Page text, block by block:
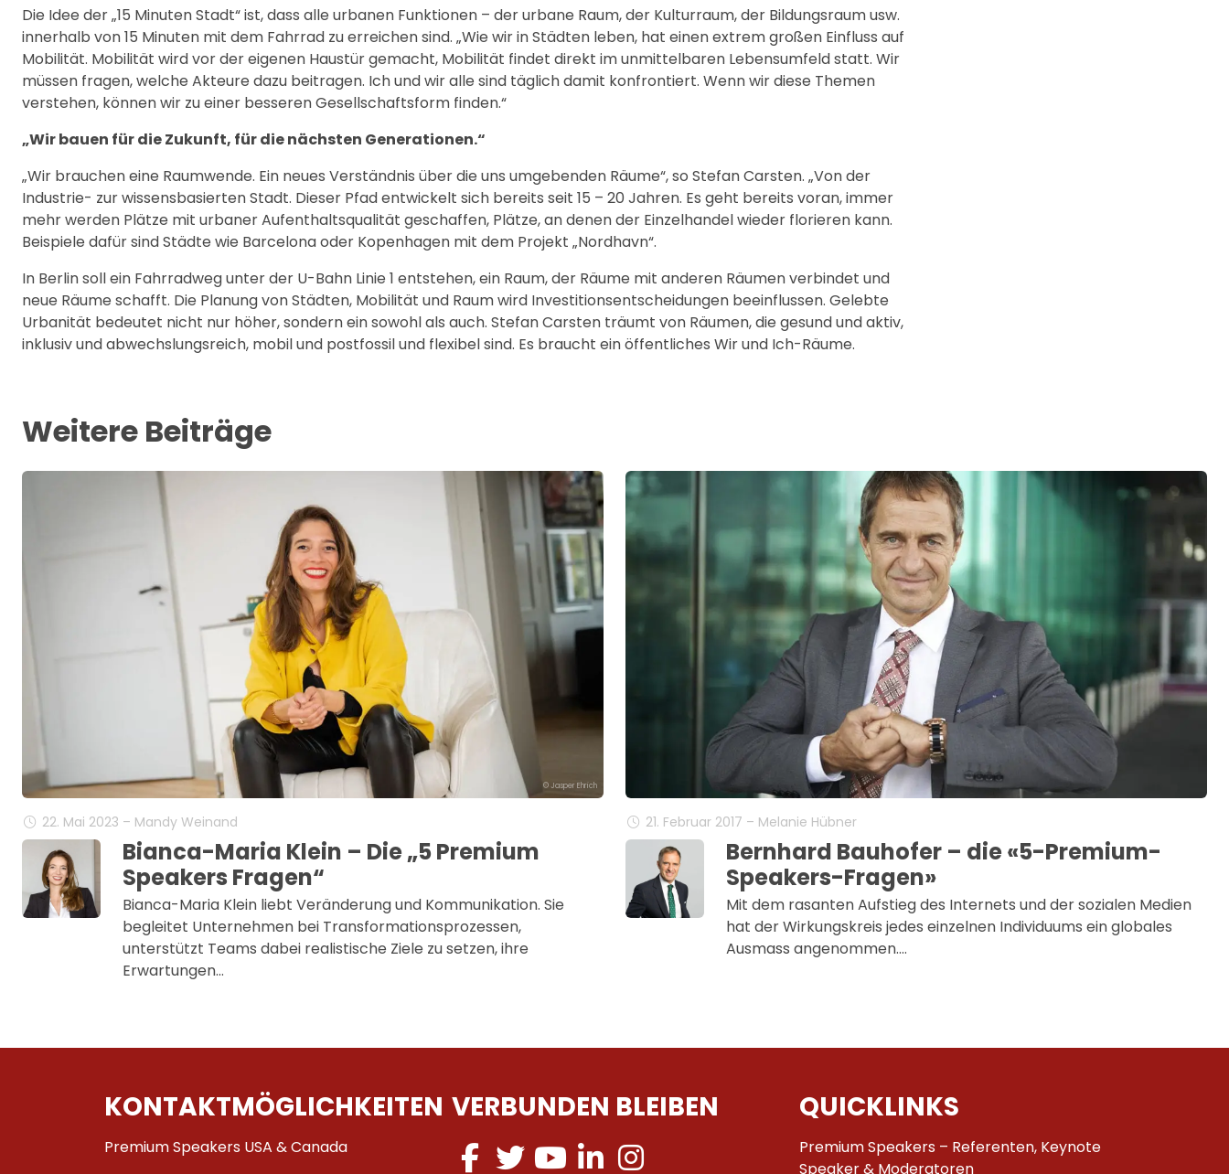
Die Idee der „15 Minuten Stadt“ ist, dass alle urbanen Funktionen – der urbane Raum, der Kulturraum, der Bildungsraum usw.
innerhalb von 15 Minuten mit dem Fahrrad zu erreichen sind. „Wie wir in Städten leben, hat einen extrem großen Einfluss auf
Mobilität. Mobilität wird vor der eigenen Haustür gemacht, Mobilität findet direkt im unmittelbaren Lebensumfeld statt. Wir
müssen fragen, welche Akteure dazu beitragen. Ich und wir alle sind täglich damit konfrontiert. Wenn wir diese Themen
verstehen, können wir zu einer besseren Gesellschaftsform finden.“
„Wir bauen für die Zukunft, für die nächsten Generationen.“
„Wir brauchen eine Raumwende. Ein neues Verständnis über die uns umgebenden Räume“, so Stefan Carsten. „Von der
Industrie- zur wissensbasierten Stadt. Dieser Pfad entwickelt sich bereits seit 15 – 20 Jahren. Es geht bereits voran, immer
mehr werden Plätze mit urbaner Aufenthaltsqualität geschaffen, Plätze, an denen der Einzelhandel wieder florieren kann.
Beispiele dafür sind Städte wie Barcelona oder Kopenhagen mit dem Projekt „Nordhavn“.
In Berlin soll ein Fahrradweg unter der U-Bahn Linie 1 entstehen, ein Raum, der Räume mit anderen Räumen verbindet und
neue Räume schafft. Die Planung von Städten, Mobilität und Raum wird Investitionsentscheidungen beeinflussen. Gelebte
Urbanität bedeutet nicht nur höher, sondern ein sowohl als auch. Stefan Carsten träumt von Räumen, die gesund und aktiv,
inklusiv und abwechslungsreich, mobil und postfossil und flexibel sind. Es braucht ein öffentliches Wir und Ich-Räume.
Weitere Beiträge
© Jasper Ehrich
22. Mai 2023 – Mandy Weinand
Bianca-Maria Klein – Die „5 Premium
Speakers Fragen“
Bianca-Maria Klein liebt Veränderung und Kommunikation. Sie
begleitet Unternehmen bei Transformationsprozessen,
unterstützt Teams dabei realistische Ziele zu setzen, ihre
Erwartungen…
21. Februar 2017 – Melanie Hübner
Bernhard Bauhofer – die «5-Premium-
Speakers-Fragen»
Mit dem rasanten Aufstieg des Internets und der sozialen Medien
hat der Wirkungskreis jedes einzelnen Individuums ein globales
Ausmass angenommen.…
KONTAKTMÖGLICHKEITEN
Premium Speakers USA & Canada
VERBUNDEN BLEIBEN QUICKLINKS
Premium Speakers – Referenten, Keynote
Speaker & Moderatoren